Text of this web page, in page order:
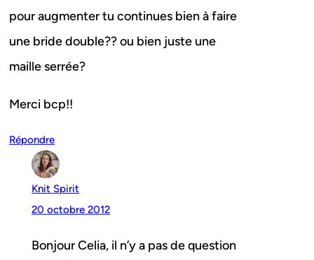
pour augmenter tu continues bien à faire
une bride double?? ou bien juste une
maille serrée?
Merci bcp!!
Répondre
Knit Spirit
20 octobre 2012
Bonjour Celia, il n’y a pas de question